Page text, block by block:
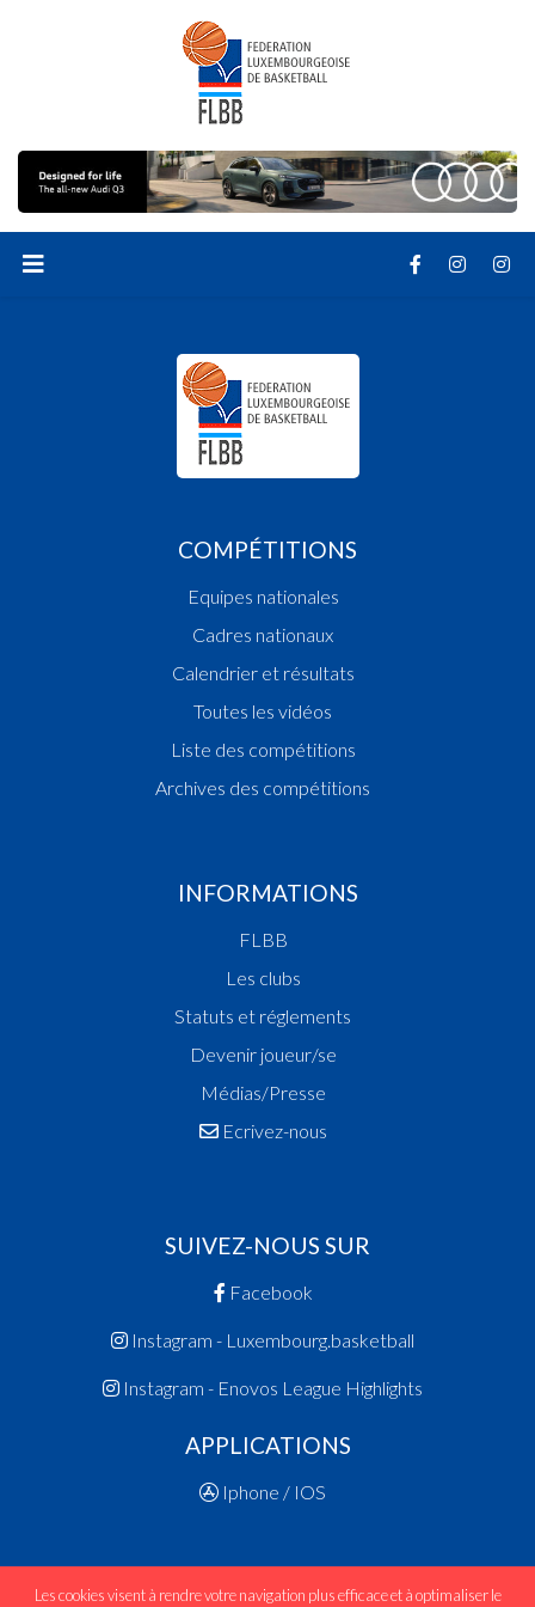
COMPÉTITIONS
Equipes nationales
Cadres nationaux
Calendrier et résultats
Toutes les vidéos
Liste des compétitions
Archives des compétitions
INFORMATIONS
FLBB
Les clubs
Statuts et réglements
Devenir joueur/se
Médias/Presse
Ecrivez-nous
SUIVEZ-NOUS SUR
Facebook
Instagram - Luxembourg.basketball
Instagram - Enovos League Highlights
APPLICATIONS
Iphone / IOS
Les cookies visent à rendre votre navigation plus efficace et à optimaliser le